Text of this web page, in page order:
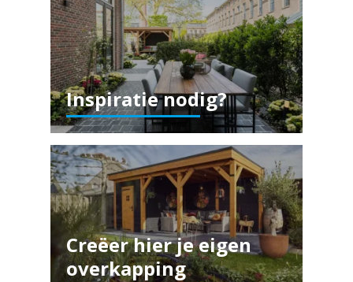
Inspiratie nodig?
Creëer hier je eigen
overkapping